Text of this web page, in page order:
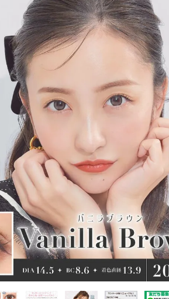
キャンディー
ネオサイトシリ
Dr.jart+
トカラコン UVカットカラ
ン メンズカラコン